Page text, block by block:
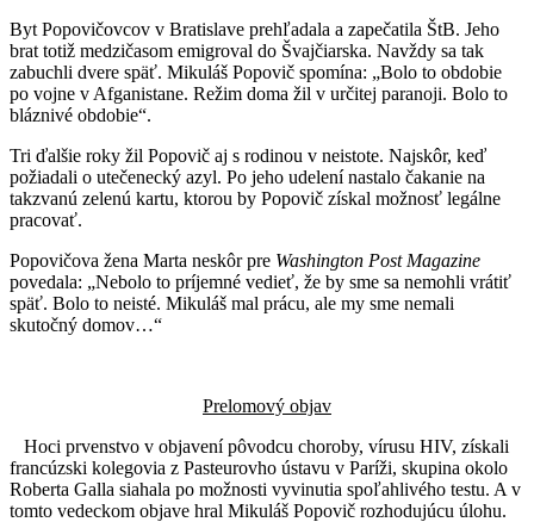
Byt Popovičovcov v Bratislave prehľadala a zapečatila ŠtB. Jeho
brat totiž medzičasom emigroval do Švajčiarska. Navždy sa tak
zabuchli dvere späť. Mikuláš Popovič spomína: „Bolo to obdobie
po vojne v Afganistane. Režim doma žil v určitej paranoji. Bolo to
bláznivé obdobie“.
Tri ďalšie roky žil Popovič aj s rodinou v neistote. Najskôr, keď
požiadali o utečenecký azyl. Po jeho udelení nastalo čakanie na
takzvanú zelenú kartu, ktorou by Popovič získal možnosť legálne
pracovať.
Popovičova žena Marta neskôr pre Washington Post Magazine
povedala: „Nebolo to príjemné vedieť, že by sme sa nemohli vrátiť
späť. Bolo to neisté. Mikuláš mal prácu, ale my sme nemali
skutočný domov…“
Prelomový objav
Hoci prvenstvo v objavení pôvodcu choroby, vírusu HIV, získali
francúzski kolegovia z Pasteurovho ústavu v Paríži, skupina okolo
Roberta Galla siahala po možnosti vyvinutia spoľahlivého testu. A v
tomto vedeckom objave hral Mikuláš Popovič rozhodujúcu úlohu.